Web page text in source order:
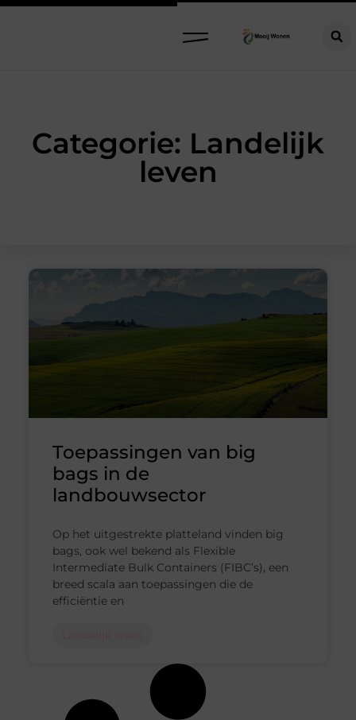
Categorie: Landelijk
leven
Toepassingen van big
bags in de
landbouwsector
Op het uitgestrekte platteland vinden big
bags, ook wel bekend als Flexible
Intermediate Bulk Containers (FIBC’s), een
breed scala aan toepassingen die de
efficiëntie en